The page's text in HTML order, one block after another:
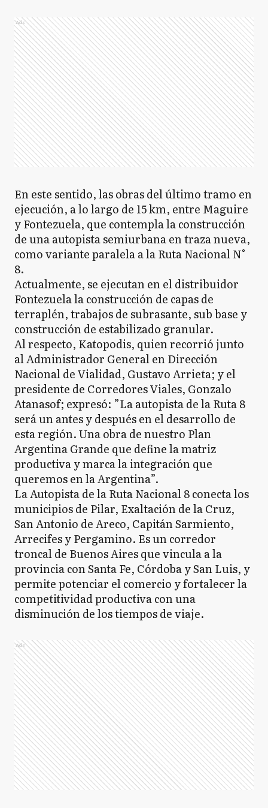
Ads
En este sentido, las obras del último tramo en
ejecución, a lo largo de 15 km, entre Maguire
y Fontezuela, que contempla la construcción
de una autopista semiurbana en traza nueva,
como variante paralela a la Ruta Nacional N°
8.
Actualmente, se ejecutan en el distribuidor
Fontezuela la construcción de capas de
terraplén, trabajos de subrasante, sub base y
construcción de estabilizado granular.
Al respecto, Katopodis, quien recorrió junto
al Administrador General en Dirección
Nacional de Vialidad, Gustavo Arrieta; y el
presidente de Corredores Viales, Gonzalo
Atanasof; expresó: ”La autopista de la Ruta 8
será un antes y después en el desarrollo de
esta región. Una obra de nuestro Plan
Argentina Grande que define la matriz
productiva y marca la integración que
queremos en la Argentina”.
La Autopista de la Ruta Nacional 8 conecta los
municipios de Pilar, Exaltación de la Cruz,
San Antonio de Areco, Capitán Sarmiento,
Arrecifes y Pergamino. Es un corredor
troncal de Buenos Aires que vincula a la
provincia con Santa Fe, Córdoba y San Luis, y
permite potenciar el comercio y fortalecer la
competitividad productiva con una
disminución de los tiempos de viaje.
Ads